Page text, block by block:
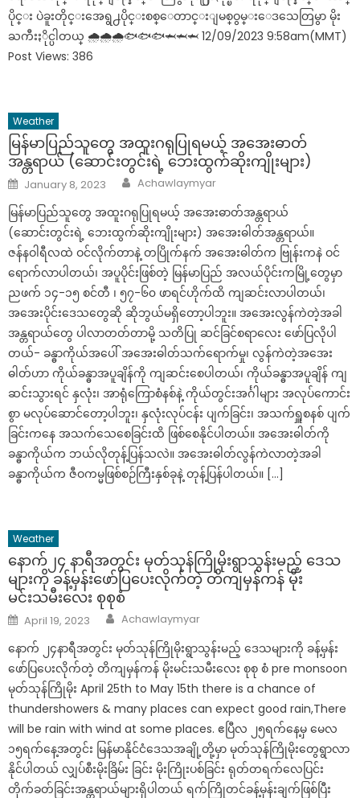
ပိုင္း ပဲခူးတိုင္းအေရွ႕ပိုင္းစစ္ေတာင္းျမစ္ဝွမ္းေဒသေတြမွာ မိုး
ႀကီးႏိုင္ပါတယ္ 🌧🌧🌧🐟🐟🐟🦈🦈🦈 12/09/2023 9:58am(MMT)
Post Views: 386
Weather
မြန်မာပြည်သူတွေ အထူးဂရုပြုရမယ့် အအေးဓာတ်
အန္တရာယ် (ဆောင်းတွင်းရဲ့ ဘေးထွက်ဆိုးကျိုးများ)
Posted
on
January 8, 2023 Author
Achawlaymyar
မြန်မာပြည်သူတွေ အထူးဂရုပြုရမယ့် အအေးဓာတ်အန္တရာယ်
(ဆောင်းတွင်းရဲ့ ဘေးထွက်ဆိုးကျိုးများ) အအေးဓါတ်အန္တရာယ်။
ဇန်နဝါရီလထဲ ဝင်လိုက်တာနဲ့ တပြိုက်နက် အအေးဓါတ်က ဗြုန်းကနဲ ဝင်
ရောက်လာပါတယ်၊ အပူပိုင်းဖြစ်တဲ့ မြန်မာပြည် အလယ်ပိုင်းကမြို့တွေမှာ
ညဖက် ၁၄-၁၅ စင်တီ ၊ ၅၇-၆၀ ဖာရင်ဟိုက်ထိ ကျဆင်းလာပါတယ်၊
အအေးပိုင်းဒေသတွေဆို ဆိုဘွယ်မရှိတော့ပါဘူး။ အအေးလွန်ကဲတဲ့အခါ
အန္တရာယ်တွေ ပါလာတတ်တာမို့ သတိပြု ဆင်ခြင်စရာလေး ဖော်ပြလိုပါ
တယ်- ခန္ဓာကိုယ်အပေါ် အအေးဓါတ်သက်ရောက်မှု၊ လွန်ကဲတဲ့အအေး
ဓါတ်ဟာ ကိုယ်ခန္ဓာအပူချိန်ကို ကျဆင်းစေပါတယ်၊ ကိုယ်ခန္ဓာအပူချိန် ကျ
ဆင်းသွားရင် နှလုံး၊ အာရုံကြောစံနစ်နဲ့ ကိုယ်တွင်းအင်္ဂါများ အလုပ်ကောင်း
စွာ မလုပ်ဆောင်တော့ပါဘူး၊ နှလုံးလုပ်ငန်း ပျက်ခြင်း၊ အသက်ရှူစနစ် ပျက်
ခြင်းကနေ အသက်သေစေခြင်းထိ ဖြစ်စေနိုင်ပါတယ်။ အအေးဓါတ်ကို
ခန္ဓာကိုယ်က ဘယ်လိုတုန့်ပြန်သလဲ။ အအေးဓါတ်လွန်ကဲလာတဲ့အခါ
ခန္ဓာကိုယ်က ဇီဝကမ္မဖြစ်စဉ်ကြီးနှစ်ခုနဲ့ တုန့်ပြန်ပါတယ်။ […]
Weather
နောက်၂၄ နာရီအတွင်း မုတ်သုန်ကြိုမိုး‌ရွာသွန်းမည့် ဒေသ
များကို ခန့်မှန်းဖော်ပြပေးလိုက်တဲ့ တိကျမှန်ကန် မိုး
မင်းသမီးလေး စုစုစံ
Posted
on
April 19, 2023 Author
Achawlaymyar
နောက် ၂၄နာရီအတွင်း မုတ်သုန်ကြိုမိုး‌ရွာသွန်းမည့် ဒေသများကို ခန့်မှန်း
ဖော်ပြပေးလိုက်တဲ့ တိကျမှန်ကန် မိုးမင်းသမီးလေး စုစု စံ pre monsoon
မုတ်သုန်ကြိုမိုး April 25th to May 15th there is a chance of
thundershowers & many places can expect good rain,There
will be rain with wind at some places. ဧပြီလ ၂၅ရက်နေ့မှ မေလ
၁၅ရက်နေ့အတွင်း မြန်မာနိုင်ငံဒေသအချို့တို့မှာ မုတ်သုန်ကြိုမိုးတွေရွာလာ
နိုင်ပါတယ် လျှပ်စီးမိုးခြိမ်း ခြင်း မိုးကြိုးပစ်ခြင်း ရုတ်တရက်လေပြင်း
တိုက်ခတ်ခြင်းအန္တရာယ်များရှိပါတယ် ရက်ကြိုတင်ခန့်မှန်းချက်ဖြစ်ပြီး